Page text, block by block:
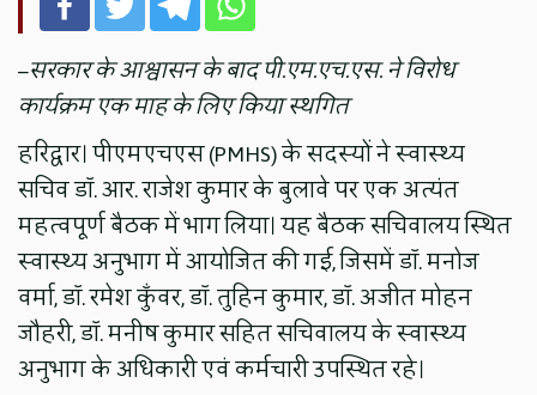
–सरकार के आश्वासन के बाद पी.एम.एच.एस. ने विरोध
कार्यक्रम एक माह के लिए किया स्थगित
हरिद्वार। पीएमएचएस (PMHS) के सदस्यों ने स्वास्थ्य
सचिव डॉ. आर. राजेश कुमार के बुलावे पर एक अत्यंत
महत्वपूर्ण बैठक में भाग लिया। यह बैठक सचिवालय स्थित
स्वास्थ्य अनुभाग में आयोजित की गई, जिसमें डॉ. मनोज
वर्मा, डॉ. रमेश कुँवर, डॉ. तुहिन कुमार, डॉ. अजीत मोहन
जौहरी, डॉ. मनीष कुमार सहित सचिवालय के स्वास्थ्य
अनुभाग के अधिकारी एवं कर्मचारी उपस्थित रहे।